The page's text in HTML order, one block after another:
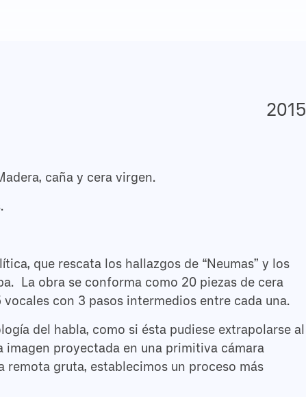
2015
caña y cera virgen.
que rescata los hallazgos de “Neumas” y los
La obra se conforma como 20 piezas de cera
con 3 pasos intermedios entre cada una.
del habla, como si ésta pudiese extrapolarse al
imagen proyectada en una primitiva cámara
remota gruta, establecimos un proceso más